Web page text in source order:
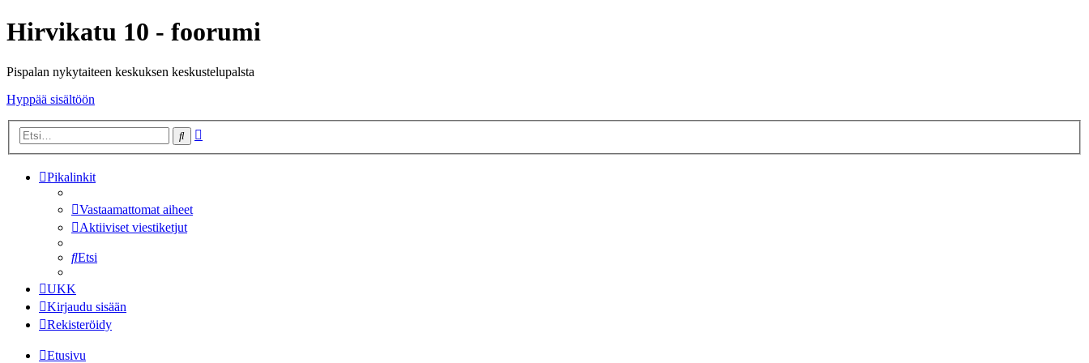
Hirvikatu 10 - foorumi
Pispalan nykytaiteen keskuksen keskustelupalsta
Hyppää sisältöön
Etsi
Pikalinkit
Vastaamattomat aiheet
Aktiiviset viestiketjut
Etsi
UKK
Kirjaudu sisään
Rekisteröidy
Etusivu